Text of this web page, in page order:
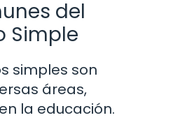
del
Simple
simples son
áreas,
la educación.